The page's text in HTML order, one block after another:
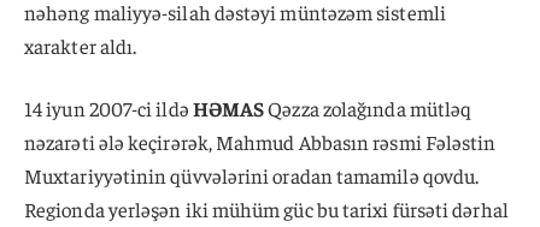
nəhəng maliyyə-silah dəstəyi müntəzəm sistemli
xarakter aldı.
14 iyun 2007-ci ildəHƏMASQəzza zolağında mütləq
nəzarəti ələ keçirərək, Mahmud Abbasın rəsmi Fələstin
Muxtariyyətinin qüvvələrini oradan tamamilə qovdu.
Regionda yerləşən iki mühüm güc bu tarixi fürsəti dərhal